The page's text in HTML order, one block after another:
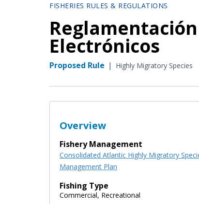
FISHERIES RULES & REGULATIONS
Electrónicos
Proposed Rule | Highly Migratory Species
Overview
Fishery Management
Consolidated Atlantic Highly Migratory
Management Plan
Fishing Type
Commercial, Recreational